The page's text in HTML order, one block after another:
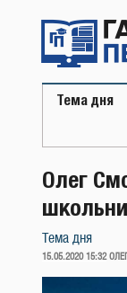
содержимому
Тема дня
Олег
Тема дня
ОПУБЛИКОВАНО
15.05.2020 15:32